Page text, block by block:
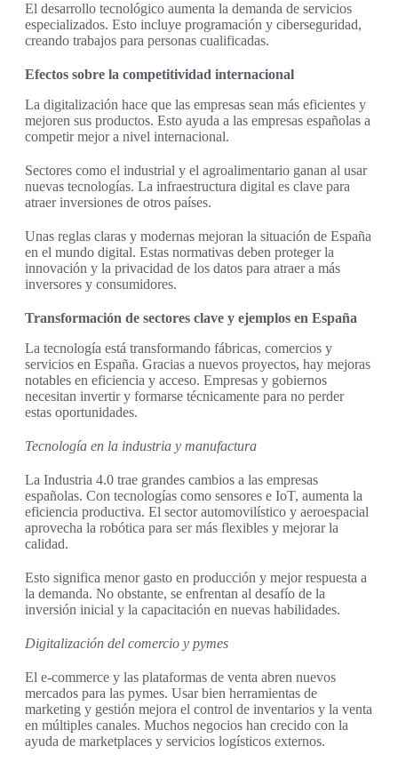
El desarrollo tecnológico aumenta la demanda de servicios
especializados. Esto incluye programación y ciberseguridad,
creando trabajos para personas cualificadas.
Efectos sobre la competitividad internacional
La digitalización hace que las empresas sean más eficientes y
mejoren sus productos. Esto ayuda a las empresas españolas a
competir mejor a nivel internacional.
Sectores como el industrial y el agroalimentario ganan al usar
nuevas tecnologías. La infraestructura digital es clave para
atraer inversiones de otros países.
Unas reglas claras y modernas mejoran la situación de España
en el mundo digital. Estas normativas deben proteger la
innovación y la privacidad de los datos para atraer a más
inversores y consumidores.
Transformación de sectores clave y ejemplos en España
La tecnología está transformando fábricas, comercios y
servicios en España. Gracias a nuevos proyectos, hay mejoras
notables en eficiencia y acceso. Empresas y gobiernos
necesitan invertir y formarse técnicamente para no perder
estas oportunidades.
Tecnología en la industria y manufactura
La Industria 4.0 trae grandes cambios a las empresas
españolas. Con tecnologías como sensores e IoT, aumenta la
eficiencia productiva. El sector automovilístico y aeroespacial
aprovecha la robótica para ser más flexibles y mejorar la
calidad.
Esto significa menor gasto en producción y mejor respuesta a
la demanda. No obstante, se enfrentan al desafío de la
inversión inicial y la capacitación en nuevas habilidades.
Digitalización del comercio y pymes
El e-commerce y las plataformas de venta abren nuevos
mercados para las pymes. Usar bien herramientas de
marketing y gestión mejora el control de inventarios y la venta
en múltiples canales. Muchos negocios han crecido con la
ayuda de marketplaces y servicios logísticos externos.